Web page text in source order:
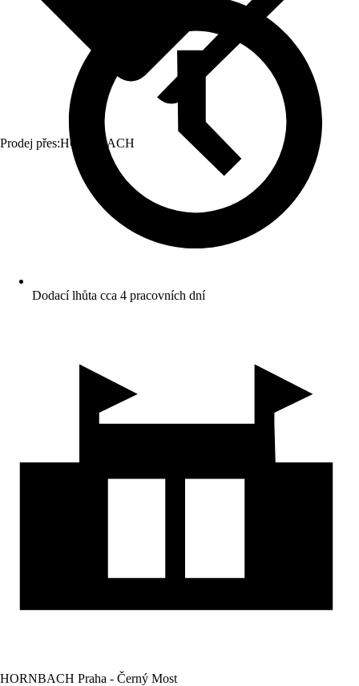
Prodej přes:HORNBACH
Dodací lhůta cca 4 pracovních dní
HORNBACH Praha - Černý Most